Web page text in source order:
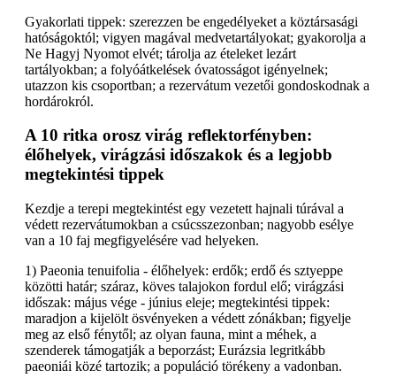
Gyakorlati tippek: szerezzen be engedélyeket a köztársasági
hatóságoktól; vigyen magával medvetartályokat; gyakorolja a
Ne Hagyj Nyomot elvét; tárolja az ételeket lezárt
tartályokban; a folyóátkelések óvatosságot igényelnek;
utazzon kis csoportban; a rezervátum vezetői gondoskodnak a
hordárokról.
A 10 ritka orosz virág reflektorfényben:
élőhelyek, virágzási időszakok és a legjobb
megtekintési tippek
Kezdje a terepi megtekintést egy vezetett hajnali túrával a
védett rezervátumokban a csúcsszezonban; nagyobb esélye
van a 10 faj megfigyelésére vad helyeken.
1) Paeonia tenuifolia - élőhelyek: erdők; erdő és sztyeppe
közötti határ; száraz, köves talajokon fordul elő; virágzási
időszak: május vége - június eleje; megtekintési tippek:
maradjon a kijelölt ösvényeken a védett zónákban; figyelje
meg az első fénytől; az olyan fauna, mint a méhek, a
szenderek támogatják a beporzást; Eurázsia legritkább
paeoniái közé tartozik; a populáció törékeny a vadonban.